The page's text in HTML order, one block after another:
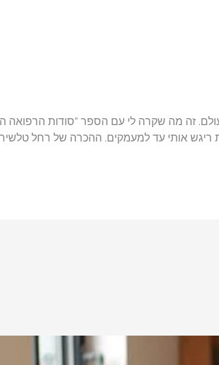
זה מה שקרה לי עם הספר "סודות הרפואה
אותי עד למעמקים. ההכרה של רחל